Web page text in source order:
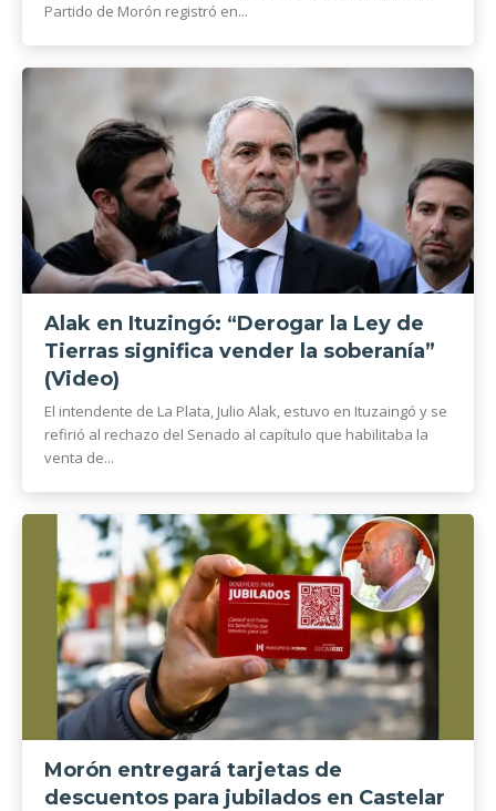
Partido de Morón registró en...
Alak en Ituzingó: “Derogar la Ley de
Tierras significa vender la soberanía”
(Video)
El intendente de La Plata, Julio Alak, estuvo en Ituzaingó y se
refirió al rechazo del Senado al capítulo que habilitaba la
venta de...
Morón entregará tarjetas de
descuentos para jubilados en Castelar